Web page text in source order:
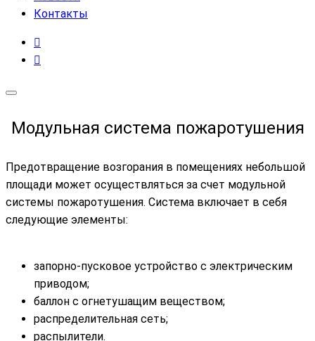
Контакты
Модульная система пожаротушения
Предотвращение возгорания в помещениях небольшой
площади может осуществляться за счет модульной
системы пожаротушения. Система включает в себя
следующие элементы:
запорно-пусковое устройство с электрическим
приводом;
баллон с огнетушащим веществом;
распределительная сеть;
распылители.